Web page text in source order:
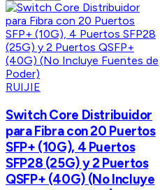
RUIJIE
Switch Core Distribuidor
para Fibra con 20 Puertos
SFP+ (10G), 4 Puertos
SFP28 (25G) y 2 Puertos
QSFP+ (40G) (No Incluye